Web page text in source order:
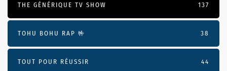
THE GÉNÉRIQUE TV SHOW 137
TOHU BOHU RAP 🤟 38
TOUT POUR RÉUSSIR 44